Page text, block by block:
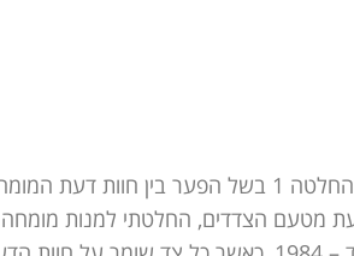
3. מי ברק תאגיד המים והביוב של בני ברק בע"מ ע"י ב"כ עו"ד אמיר ארבל כיטוב החלטה 1 בשל הפער בין חוות
מטעם הצדדים, החלטתי למנות מומחה